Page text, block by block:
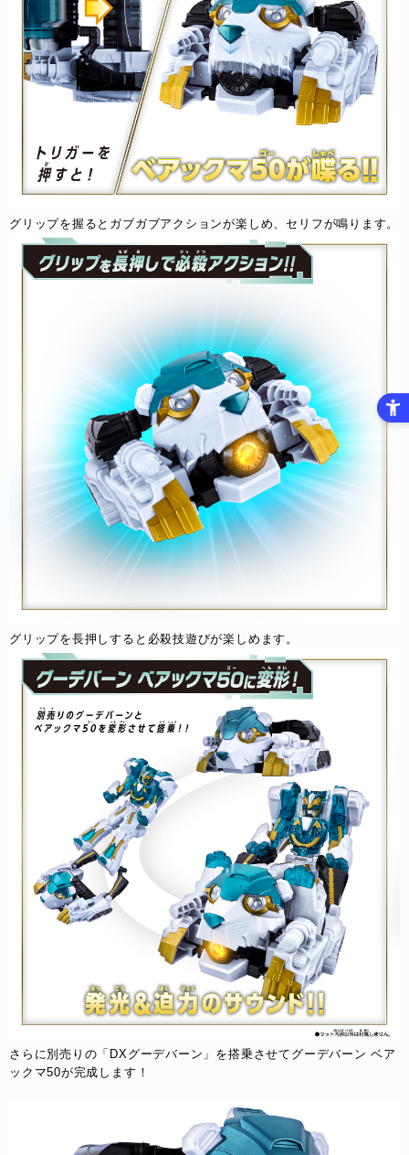
グリップを握るとガブガブアクションが楽しめ、​セリフが鳴ります。
グリップを長押しすると必殺技遊びが楽しめます。
さらに別売りの「DXグーデバーン」を搭乗させて​グーデバーン ベア
ックマ50が完成します！​